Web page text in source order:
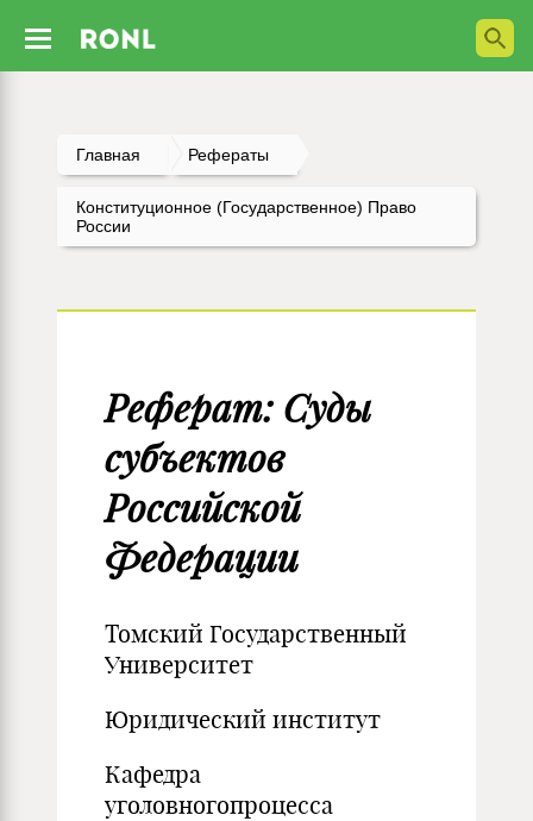
Главная Рефераты
Конституционное (государственное) Право
России
Реферат: Суды
субъектов
Российской
Федерации
Томский Государственный
Университет
Юридический институт
Кафедра
уголовногопроцесса